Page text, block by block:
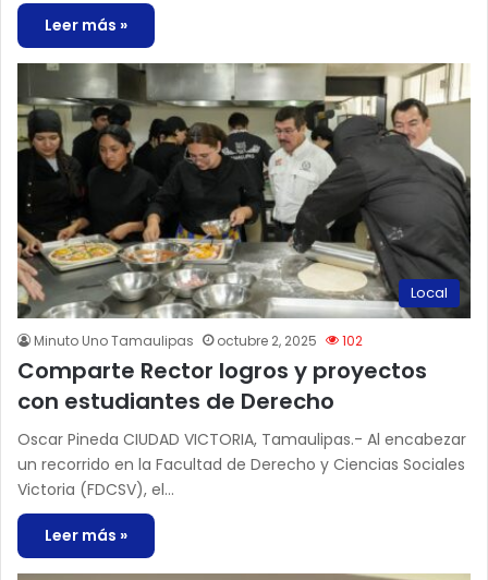
Leer más »
Local
Minuto Uno Tamaulipas octubre 2, 2025 102
Comparte Rector logros y proyectos
con estudiantes de Derecho
Oscar Pineda CIUDAD VICTORIA, Tamaulipas.- Al encabezar
un recorrido en la Facultad de Derecho y Ciencias Sociales
Victoria (FDCSV), el…
Leer más »